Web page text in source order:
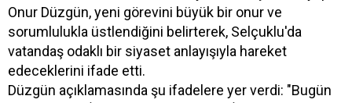
Onur Düzgün, yeni görevini büyük bir onur ve
sorumlulukla üstlendiğini belirterek, Selçuklu'da
vatandaş odaklı bir siyaset anlayışıyla hareket
edeceklerini ifade etti.
Düzgün açıklamasında şu ifadelere yer verdi: "Bugün